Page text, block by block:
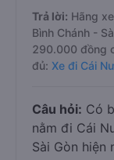
Trả lời: Hãng
Bình Chánh -
290.000 đồng
đủ: Xe đi Cái
Câu hỏi: Có
nằm đi Cái
Sài Gòn hiện